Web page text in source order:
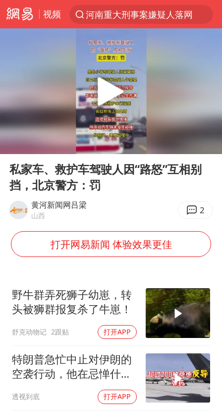
视频
河南重大刑事案嫌疑人落网
浙江上海等地有大雨或暴雨
金饰克价一夜涨回1300元
新疆景区自驾服务费改为按车收费
多家A股公司收到美国关税退款
直击东北超：哈尔滨vs通辽
白海豚将正面袭击贯穿浙江
香港宏福苑火灾或由烟头引起
酒店回应车内过夜被收150元
36岁男演员成景区NPC后人气爆棚
浙江台州《告全体市民书》
梁家辉百花奖演讲落泪
人民的健康、体质、幸福一脉相承
Play
00:00
私家车、救护车驾驶人因“路怒”互相别
挡，北京警方：罚
黄河新闻网吕梁
山西 2
打开网易新闻 体验效果更佳
野牛群弄死狮子幼崽，转
头被狮群报复杀了牛崽！
舒克动物记 2跟贴 打开APP
特朗普急忙中止对伊朗的
空袭行动，他在忌惮什
透视到底 打开APP